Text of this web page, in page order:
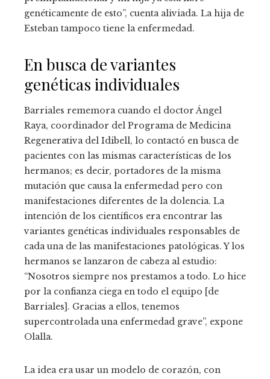
genéticamente de esto”, cuenta aliviada. La hija de
Esteban tampoco tiene la enfermedad.
En busca de variantes
genéticas individuales
Barriales rememora cuando el doctor Ángel
Raya, coordinador del Programa de Medicina
Regenerativa del Idibell, lo contactó en busca de
pacientes con las mismas características de los
hermanos; es decir, portadores de la misma
mutación que causa la enfermedad pero con
manifestaciones diferentes de la dolencia. La
intención de los científicos era encontrar las
variantes genéticas individuales responsables de
cada una de las manifestaciones patológicas. Y los
hermanos se lanzaron de cabeza al estudio:
“Nosotros siempre nos prestamos a todo. Lo hice
por la confianza ciega en todo el equipo [de
Barriales]. Gracias a ellos, tenemos
supercontrolada una enfermedad grave”, expone
Olalla.
La idea era usar un modelo de corazón, con